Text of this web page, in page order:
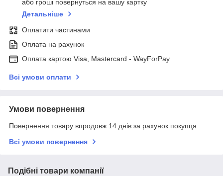
або гроші повернуться на вашу картку
Детальніше
Оплатити частинами
Оплата на рахунок
Оплата картою Visa, Mastercard - WayForPay
Всі умови оплати
Умови повернення
Повернення товару впродовж 14 днів за рахунок покупця
Всі умови повернення
Подібні товари компанії